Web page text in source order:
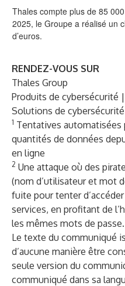
Thales compte plus de 85
2025, le Groupe a réalisé un
d’euros.
RENDEZ-VOUS SUR
Thales Group
Produits de cybersécurité
Solutions de
1 Tentatives automatisées
quantités de données
en ligne
2 Une attaque où des
(nom d’utilisateur et mot
fuite pour tenter
services, en profitant de
les mêmes mots de passe.
Le texte du communiqué
d’aucune manière être
seule version du
communiqué dans sa